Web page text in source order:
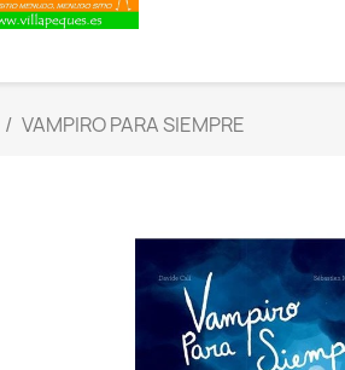
VAMPIRO PARA SIEMPRE